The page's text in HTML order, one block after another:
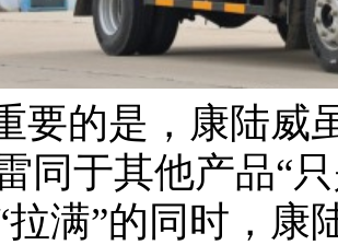
要的是，康陆威
同于其他产品“
拉满”的同时，康